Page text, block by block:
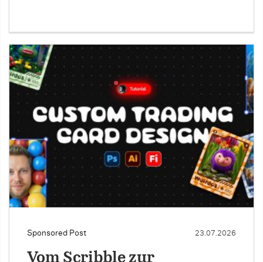
Sponsored Post 23.07.2026
Vom Scribble zur